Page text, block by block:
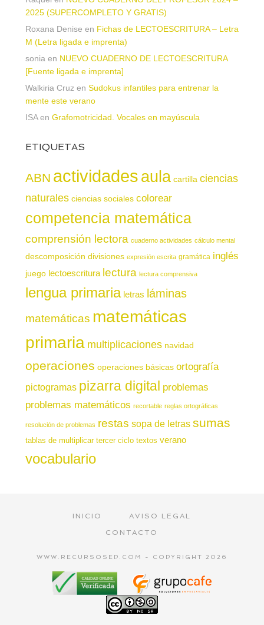
2025 (SUPERCOMPLETO Y GRATIS)
Roxana Denise en Fichas de LECTOESCRITURA – Letra
M (Letra ligada e imprenta)
sonia en NUEVO CUADERNO DE LECTOESCRITURA
[Fuente ligada e imprenta]
Walkiria Cruz en Sudokus infantiles para entrenar la
mente este verano
ISAen Grafomotricidad. Vocales en mayúscula
ETIQUETAS
ABN actividadesaula cartilla ciencias
naturales ciencias sociales colorear
competencia matemática
comprensión lectora cuaderno actividades cálculo mental
descomposición divisiones expresión escrita gramática inglés
juego lectoescritura lectura lectura comprensiva
lengua primaria letras láminas
matemáticas matemáticas
primaria multiplicaciones navidad
operaciones operaciones básicas ortografía
pictogramas pizarra digital problemas
problemas matemáticos recortable reglas ortográficas
resolución de problemas restas sopa de letras sumas
tablas de multiplicar tercer ciclo textos verano
vocabulario
INICIO
AVISO LEGAL
CONTACTO
WWW.RECURSOSEP.COM - COPYRIGHT 2026